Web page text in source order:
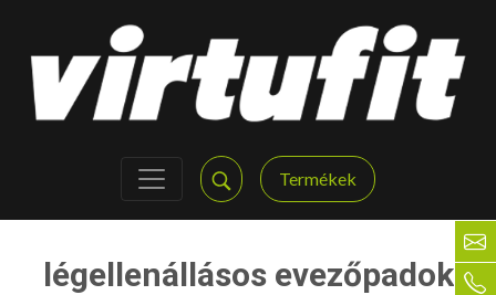
Termékek
légellenállásos evezőpadok